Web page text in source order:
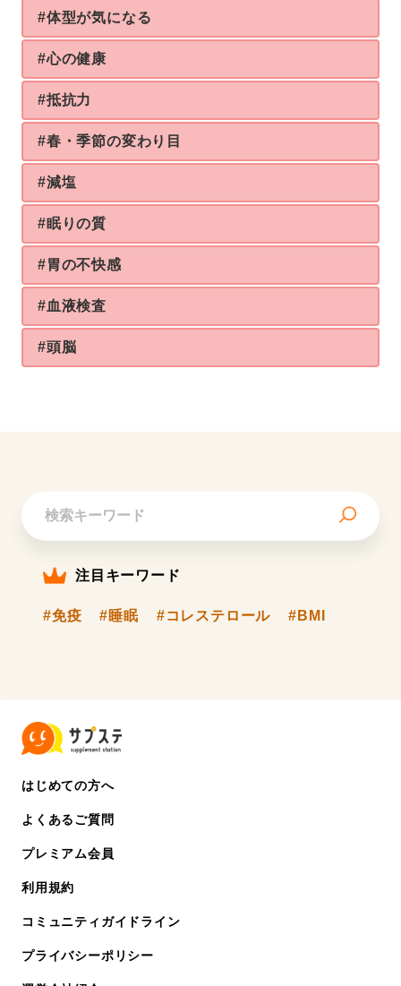
#体型が気になる
#心の健康
#抵抗力
#春・季節の変わり目
#減塩
#眠りの質
#胃の不快感
#血液検査
#頭脳
注目キーワード
#免疫 #睡眠 #コレステロール #BMI
はじめての方へ
よくあるご質問
プレミアム会員
利用規約
コミュニティガイドライン
プライバシーポリシー